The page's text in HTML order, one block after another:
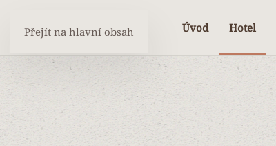
Přejít na hlavní obsah Úvod Hotel